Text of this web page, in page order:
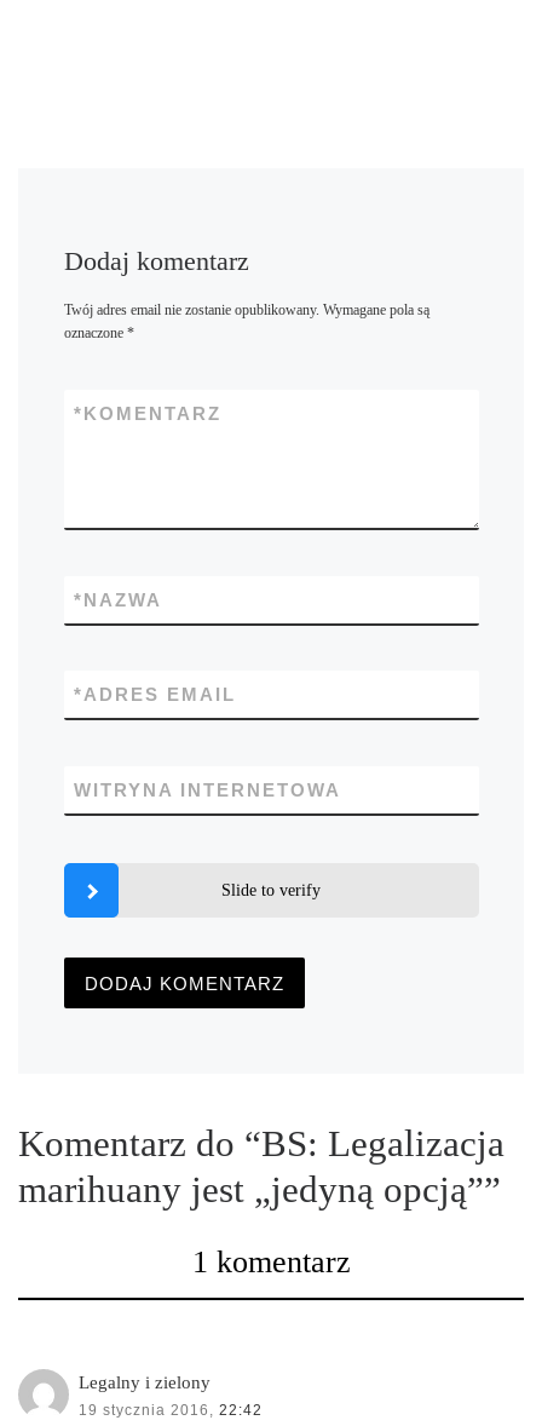
Dodaj komentarz
Twój adres email nie zostanie opublikowany. Wymagane pola są
oznaczone *
KOMENTARZ
*
NAZWA
*
ADRES EMAIL
*
WITRYNA INTERNETOWA
Slide to verify
Komentarz do “BS: Legalizacja
marihuany jest „jedyną opcją””
1 komentarz
Legalny i zielony
19 stycznia 2016, 22:42